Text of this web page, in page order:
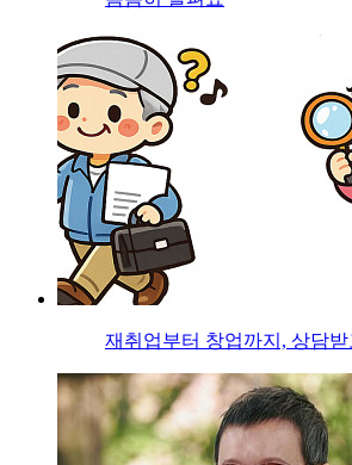
재취업부터 창업까지, 상담